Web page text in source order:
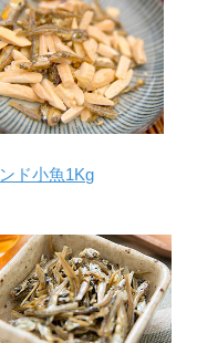
ド小魚1Kg